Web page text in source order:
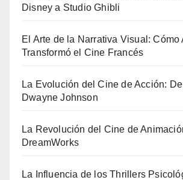
Disney a Studio Ghibli
El Arte de la Narrativa Visual: Cómo
Transformó el Cine Francés
La Evolución del Cine de Acción:
Dwayne Johnson
La Revolución del Cine de
DreamWorks
La Influencia de los Thrillers